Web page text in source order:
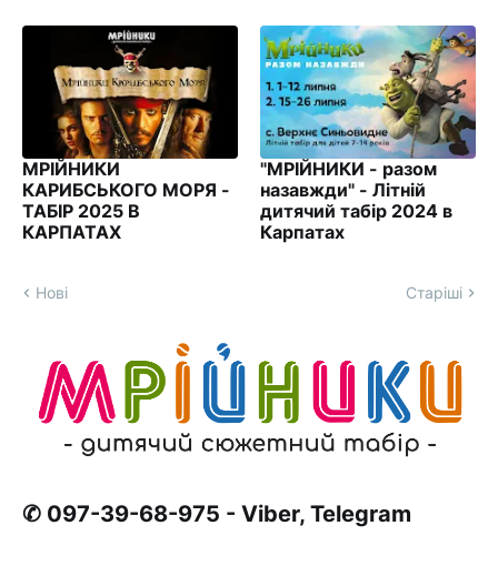
МРІЙНИКИ
КАРИБСЬКОГО МОРЯ -
ТАБІР 2025 В
КАРПАТАХ
"МРІЙНИКИ - разом
назавжди" - Літній
дитячий табір 2024 в
Карпатах
Нові Старіші
✆ 097-39-68-975 - Viber, Telegram